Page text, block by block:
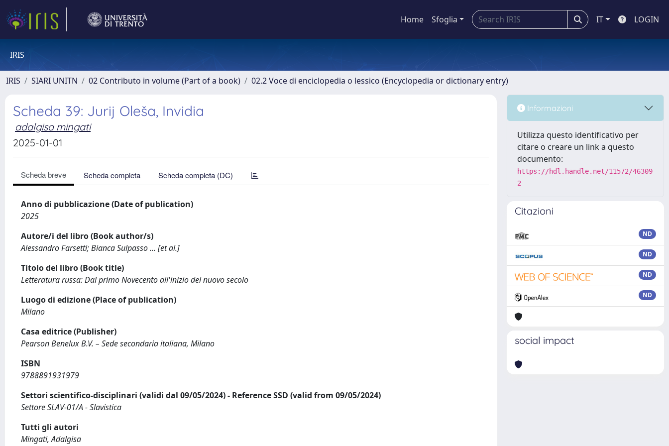
Home Sfoglia IT LOGIN
IRIS
IRIS SIARI UNITN 02 Contributo in volume (Part of a book) 02.2 Voce di enciclopedia o lessico (Encyclopedia or dictionary entry)
Scheda 39: Jurij Oleša, Invidia
adalgisa mingati
2025-01-01
Scheda breve Scheda completa Scheda completa (DC)
Anno di pubblicazione (Date of publication)
2025
Autore/i del libro (Book author/s)
Alessandro Farsetti; Bianca Sulpasso ... [et al.]
Titolo del libro (Book title)
Letteratura russa: Dal primo Novecento all'inizio del nuovo secolo
Luogo di edizione (Place of publication)
Milano
Casa editrice (Publisher)
Pearson Benelux B.V. – Sede secondaria italiana, Milano
ISBN
9788891931979
Settori scientifico-disciplinari (validi dal 09/05/2024) - Reference SSD (valid from 09/05/2024)
Settore SLAV-01/A - Slavistica
Tutti gli autori
Mingati, Adalgisa
Informazioni
Utilizza questo identificativo per
citare o creare un link a questo
documento:
https://hdl.handle.net/11572/46309
2
Citazioni
ND
ND
ND
ND
social impact